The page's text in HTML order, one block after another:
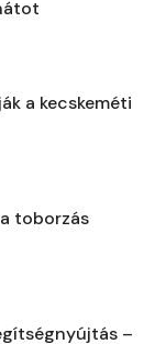
a kecskeméti
toborzás
–